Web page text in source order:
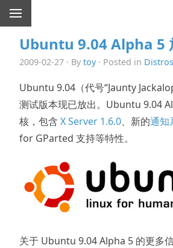
Ubuntu 9.04 Alpha 5
2009-02-27 · By toy· Posted in Distros
Ubuntu 9.04（代号“Jaunty
测试版本现已放出。Ubuntu 9.04
核，包含 X Server 1.6.0、新的通知
for GParted 支持等特性。
关于 Ubuntu 9.04 Alpha 5 的更多